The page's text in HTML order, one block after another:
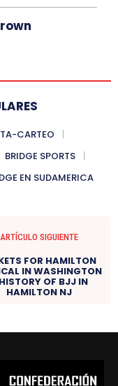
CARTEO
BRIDGE SPORTS
EN SUDAMERICA
ARTÍCULO SIGUIENTE
FOR HAMILTON
IN WASHINGTON
OF BJJ IN
HAMILTON NJ